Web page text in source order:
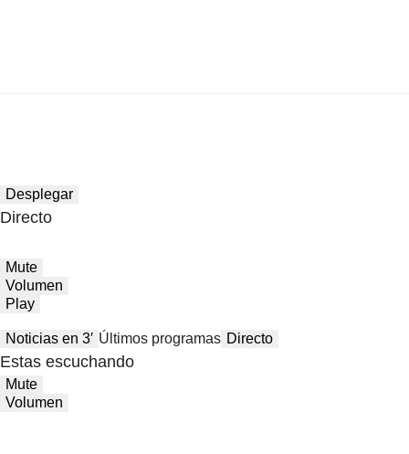
Desplegar
Directo
Mute
Volumen
Play
Noticias en 3′ Últimos programas Directo
Estas escuchando
Mute
Volumen